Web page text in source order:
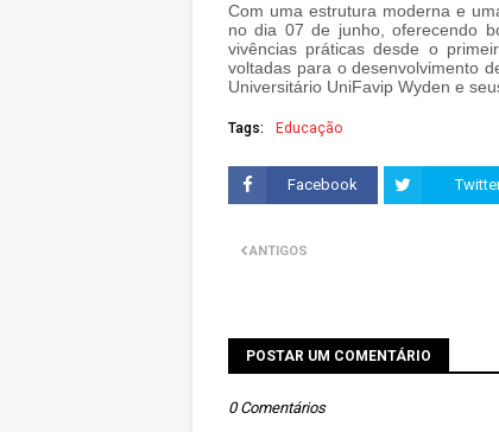
Com uma estrutura moderna e
no dia 07 de junho, oferecendo
vivências práticas desde o
voltadas para o desenvolvimento
Universitário UniFavip Wyden e
Tags: Educação
Facebook
ANTIGOS
POSTAR UM COMENTÁRIO
0 Comentários